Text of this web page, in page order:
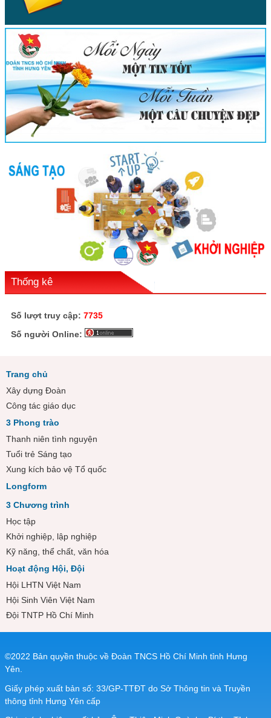
Thống kê
Số lượt truy cập: 7735
Số người Online:
Trang chủ
Xây dựng Đoàn
Công tác giáo dục
3 Phong trào
Thanh niên tình nguyện
Tuổi trẻ Sáng tạo
Xung kích bảo vệ Tổ quốc
Longform
3 Chương trình
Học tập
Khởi nghiệp, lập nghiệp
Kỹ năng, thể chất, văn hóa
Hoạt động Hội, Đội
Hội LHTN Việt Nam
Hội Sinh Viên Việt Nam
Đội TNTP Hồ Chí Minh
©2022 Bản quyền thuộc về Đoàn TNCS Hồ Chí Minh tỉnh Hưng
Yên.
Giấy phép xuất bản số: 33/GP-TTĐT do Sở Thông tin và Truyền
thông tỉnh Hưng Yên cấp